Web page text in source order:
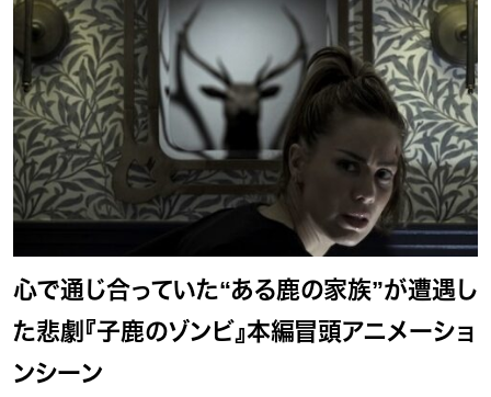
心で通じ合っていた“ある鹿の家族”が遭遇し
た悲劇『子鹿のゾンビ』本編冒頭アニメーショ
ンシーン